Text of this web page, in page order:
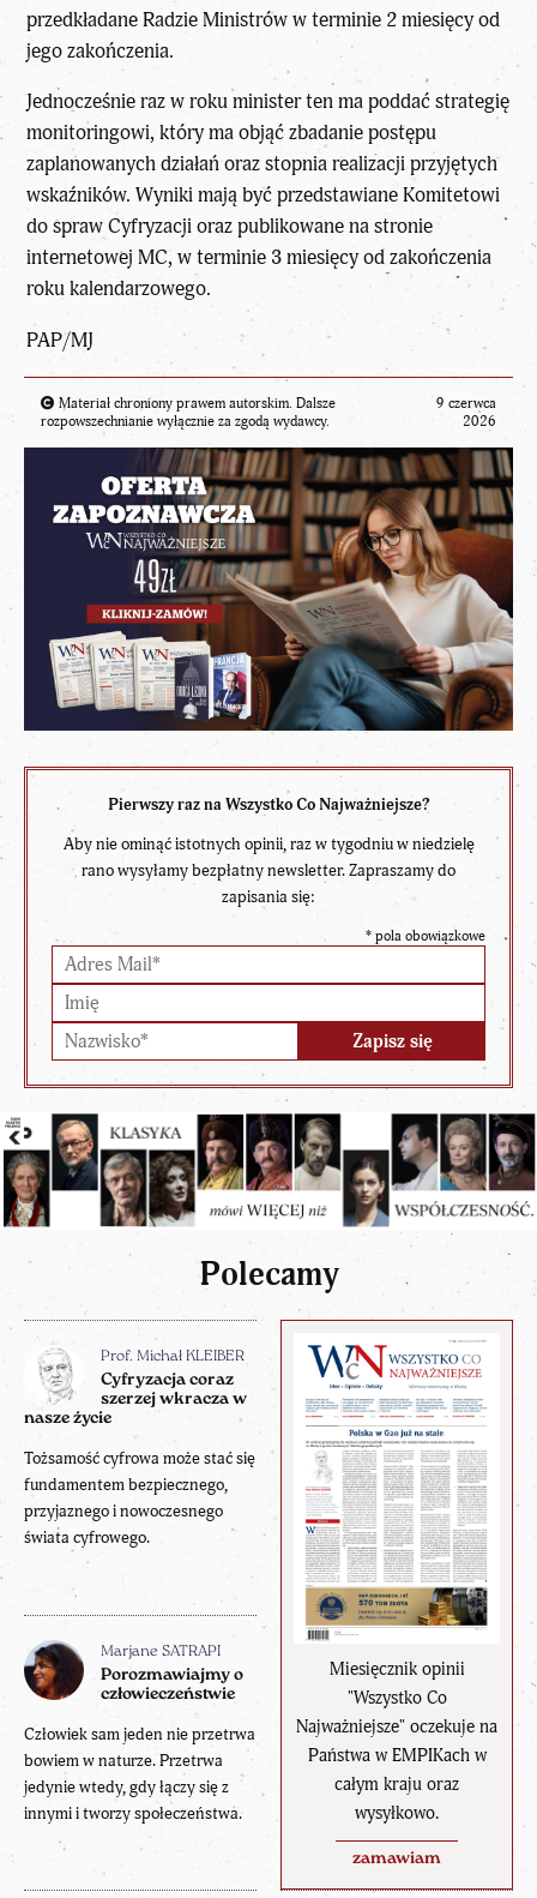
przedkładane Radzie Ministrów w terminie 2 miesięcy od
jego zakończenia.
Jednocześnie raz w roku minister ten ma poddać strategię
monitoringowi, który ma objąć zbadanie postępu
zaplanowanych działań oraz stopnia realizacji przyjętych
wskaźników. Wyniki mają być przedstawiane Komitetowi
do spraw Cyfryzacji oraz publikowane na stronie
internetowej MC, w terminie 3 miesięcy od zakończenia
roku kalendarzowego.
PAP/MJ
Materiał chroniony prawem autorskim. Dalsze
rozpowszechnianie wyłącznie za zgodą wydawcy.
9 czerwca
2026
Pierwszy raz na Wszystko Co Najważniejsze?
Aby nie ominąć istotnych opinii, raz w tygodniu w niedzielę
rano wysyłamy bezpłatny newsletter. Zapraszamy do
zapisania się:
* pola obowiązkowe
Polecamy
Miesięcznik opinii
"Wszystko Co
Najważniejsze" oczekuje na
Państwa w EMPIKach w
całym kraju oraz
wysyłkowo.
zamawiam
Prof. Michał KLEIBER
Cyfryzacja coraz
szerzej wkracza w
nasze życie
Tożsamość cyfrowa może stać się
fundamentem bezpiecznego,
przyjaznego i nowoczesnego
świata cyfrowego.
Marjane SATRAPI
Porozmawiajmy o
człowieczeństwie
Człowiek sam jeden nie przetrwa
bowiem w naturze. Przetrwa
jedynie wtedy, gdy łączy się z
innymi i tworzy społeczeństwa.